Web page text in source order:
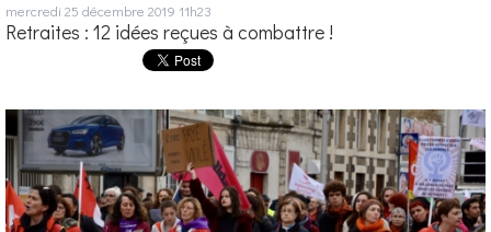
mercredi 25 décembre 2019 11h23
Retraites : 12 idées reçues à combattre !